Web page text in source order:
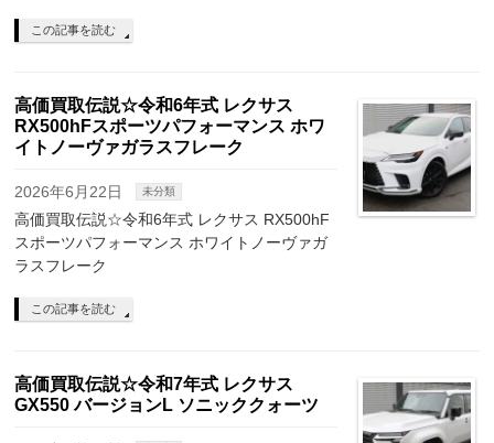
この記事を読む
高価買取伝説☆令和6年式 レクサス
RX500hFスポーツパフォーマンス ホワ
イトノーヴァガラスフレーク
2026年6月22日 未分類
高価買取伝説☆令和6年式 レクサス RX500hF
スポーツパフォーマンス ホワイトノーヴァガ
ラスフレーク
この記事を読む
高価買取伝説☆令和7年式 レクサス
GX550 バージョンL ソニッククォーツ